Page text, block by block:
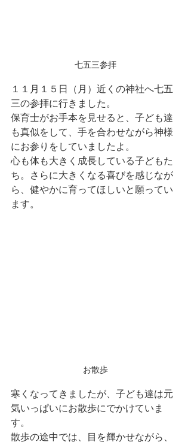
七五三参拝
１１月１５日（月）近くの神社へ七五
三の参拝に行きました。
保育士がお手本を見せると、子ども達
も真似をして、手を合わせながら神様
にお参りをしていましたよ。
心も体も大きく成長している子どもた
ち。さらに大きくなる喜びを感じなが
ら、健やかに育ってほしいと願ってい
ます。
お散歩
寒くなってきましたが、子ども達は元
気いっぱいにお散歩にでかけていま
す。
散歩の途中では、目を輝かせながら、